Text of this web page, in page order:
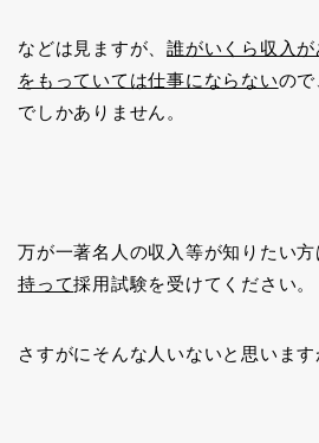
などは見ますが、誰がいくら収入
をもっていては仕事にならないので
でしかありません。
万が一著名人の収入等が知りたい方
持って採用試験を受けてください。
さすがにそんな人いないと思います